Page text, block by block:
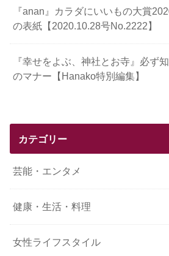
『anan』カラダにいいもの大賞
の表紙【2020.10.28号No.2222】
『幸せをよぶ、神社とお寺』必ず
のマナー【Hanako特別編集】
カテゴリー
芸能・エンタメ
健康・生活・料理
女性ライフスタイル